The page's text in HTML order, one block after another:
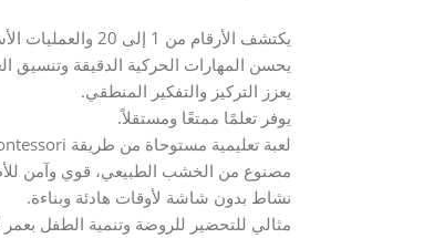
يكتشف الأرقام من 1 إلى 20 والعمليات الأساسية.
يحسن المهارات الحركية الدقيقة وتنسيق
يعزز التركيز والتفكير المنطقي.
يوفر تعلمًا ممتعًا ومستقلاً.
لعبة تعليمية مستوحاة من طريقة Montessori.
مصنوع من الخشب الطبيعي، قوي وآمن
نشاط بدون شاشة لأوقات هادئة وبناءة.
مثالي للتحضير للروضة وتنمية الطفل بعمر 3 سنوات.